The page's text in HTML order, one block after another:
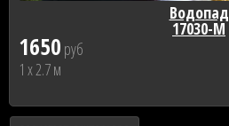
1650 руб
1 x 2.7 м
Водопад
17030-М